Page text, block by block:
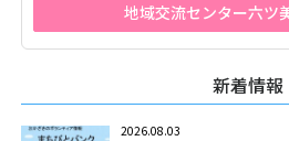
地域交流センター六ツ
新着情報
2026.08.03